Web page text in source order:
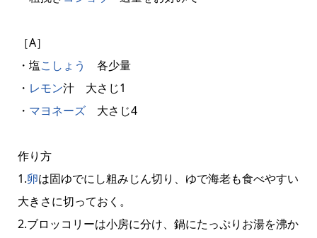
［A］
・塩こしょう
各少量
・ レモン汁 大さじ1
・ マヨネーズ大さじ4
作り方
1.卵は固ゆでにし粗みじん切り、ゆで海老も食べやすい
大きさに切っておく。
2.ブロッコリーは小房に分け、鍋にたっぷりお湯を沸か